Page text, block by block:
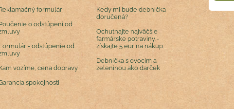
formulár
o odstúpení od
- odstúpenie od
vozíme, cena dopravy
spokojnosti
Kedy mi bude debnička
doručená?
Ochutnajte najväčšie
farmárske potraviny -
získajte 5 eur na nákup
Debnička s ovocím a
zeleninou ako darček